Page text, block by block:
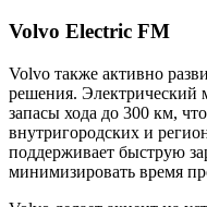
Volvo Electric FM
Volvo также активно
решения. Электрический
запасы хода до 300 км,
внутригородских и
поддерживает быструю
минимизировать время